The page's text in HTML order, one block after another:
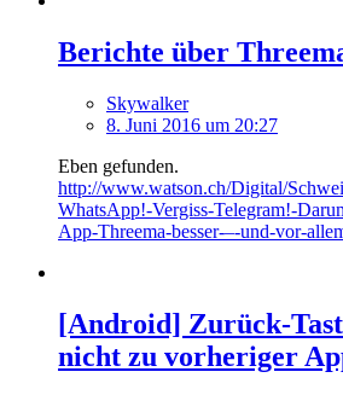
Berichte über
Skywalker
8. Juni 2016 um 20:27
Eben gefunden.
http://www.watson.ch/Digital/
WhatsApp!-Vergiss-Telegram!-
App-Threema-besser-–-und-vor-
[Android] Zurück-
nicht zu vorheriger